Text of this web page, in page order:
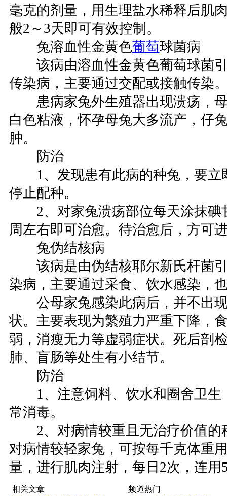
毫克的剂量，用生理盐水稀释后肌
般2～3天即可有效控制。
兔溶血性金黄色葡萄球菌病
该病由溶血性金黄色葡萄球菌引
传染病，主要通过交配或接触传染
患病家兔外生殖器出现溃疡，母
白色粘液，怀孕母兔大多流产，仔
肿。
防治
1、发现患有此病的种兔，要立
停止配种。
2、对家兔溃疡部位每天涂抹碘
周左右即可治愈。待治愈后，方可
兔伪结核病
该病是由伪结核耶尔新氏杆菌引
染病，主要通过采食、饮水感染，
公母家兔感染此病后，并不出现
状。主要表现为繁殖力严重下降，
弱，消瘦无力等虚弱症状。死后剖
肺、盲肠等处生有小结节。
防治
1、注意饲料、饮水和圈舍卫生
常消毒。
2、对病情较重且无治疗价值的
对病情较轻家兔，可按每千克体重
量，进行肌肉注射，每日2次，连用
相关文章
频道热门